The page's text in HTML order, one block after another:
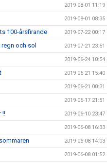
2019-08-01 11:19
2019-08-01 08:35
100-årsfirande 2019-07-22 00:17
och sol 2019-07-21 23:51
2019-06-24 10:54
2019-06-21 15:40
2019-06-21 00:31
2019-06-17 21:51
!! 2019-06-10 23:47
2019-06-08 16:33
2019-06-08 14:03
2019-06-08 01:52